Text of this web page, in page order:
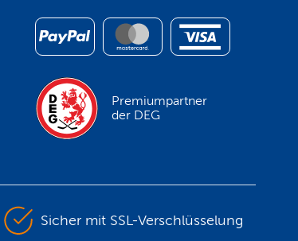
Premiumpartner
der DEG
Sicher mit SSL-Verschlüsselung